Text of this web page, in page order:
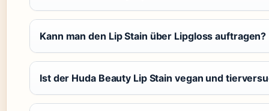
Kann man den Lip Stain über Lipgloss auftragen?
Ist der Huda Beauty Lip Stain vegan und